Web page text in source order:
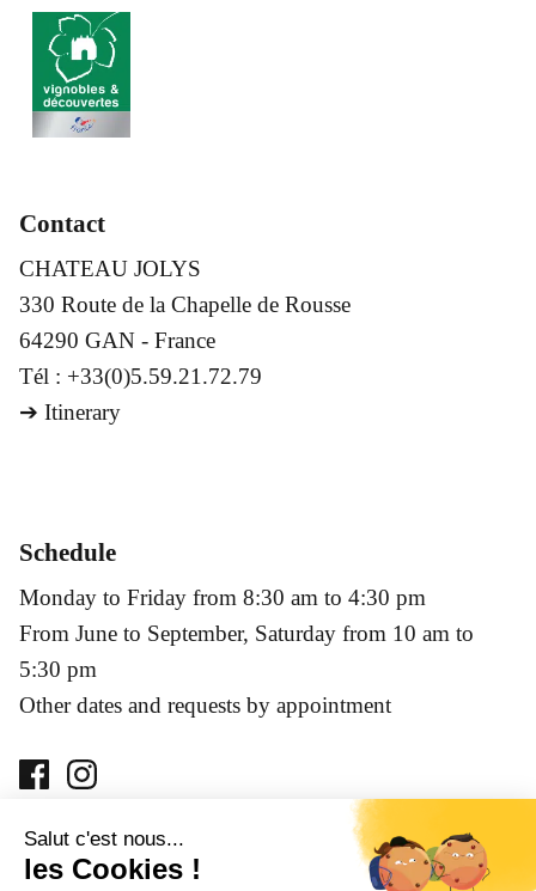
Contact
CHATEAU JOLYS
330 Route de la Chapelle de Rousse
64290 GAN - France
Tél : +33(0)5.59.21.72.79
➔ Itinerary
Schedule
Monday to Friday from 8:30 am to 4:30 pm
From June to September, Saturday from 10 am to
5:30 pm
Other dates and requests by appointment
Prohibition of sale of alcoholic beverages to minors under
18 years of age. Alcohol abuse is dangerous for your health,